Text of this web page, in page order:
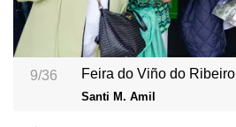
9/36 Feira do Viño do Ribeiro
Santi M. Amil